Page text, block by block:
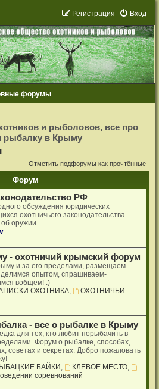
Вход
Регистрация
форумы
и рыболовов, все про
рыбалку в Крыму
Отметить подфорумы как прочтённые
Форум
РФ
обсуждения юридических
охотничьего законодательства
об оружии.
- охотничий крымский форум
и за его пределами, размещаем
делимся опытом, спрашиваем-
вобщем! :)
ОХОТНИКА,
ОХОТНИЧЬИ
- все о рыбалке в Крыму
для тех, кто любит порыбачить в
Форум о рыбалке, способах,
советах и секретах. Добро пожаловать
БАЙКИ , КЛЕВОЕ МЕСТО,
соревнований